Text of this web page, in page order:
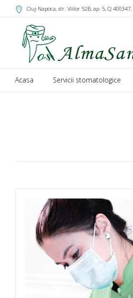
Cluj-Napoca, str. Viilor 52B, ap. 5, CJ 400347,
Acasa Servicii stomatologice